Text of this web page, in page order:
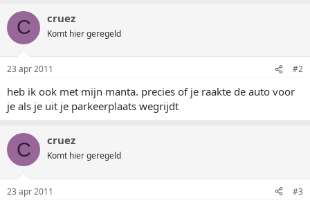
C cruez
Komt hier geregeld
23 apr 2011 #2
heb ik ook met mijn manta. precies of je raakte de auto voor
je als je uit je parkeerplaats wegrijdt
C cruez
Komt hier geregeld
23 apr 2011 #3